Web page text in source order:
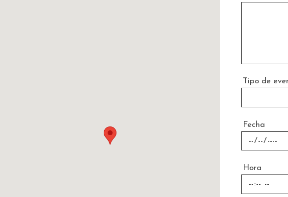
Tipo de
Fecha
Hora